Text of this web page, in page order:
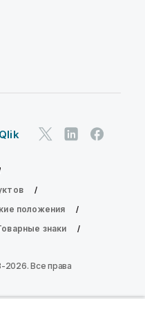
положения
знаки
2026. Все права